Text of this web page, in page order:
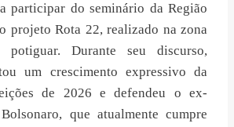
participar do seminário da Região
projeto Rota 22, realizado na zona
Durante seu discurso,
um crescimento expressivo da
de 2026 e defendeu o ex-
que atualmente cumpre